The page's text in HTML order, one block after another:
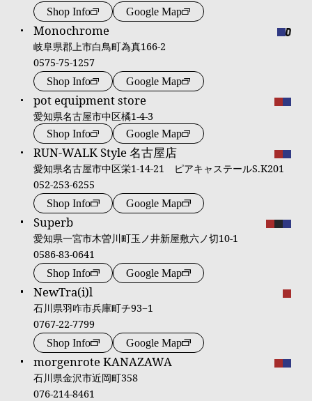
Shop Info Google Map
Monochrome
岐阜県郡上市白鳥町為真166-2
0575-75-1257
Shop Info Google Map
pot equipment store
愛知県名古屋市中区橘1-4-3
Shop Info Google Map
RUN-WALK Style 名古屋店
愛知県名古屋市中区栄1-14-21 ピアキャステールS.K201
052-253-6255
Shop Info Google Map
Superb
愛知県一宮市木曽川町玉ノ井新屋敷六ノ切10-1
0586-83-0641
Shop Info Google Map
NewTra(i)l
石川県羽咋市兵庫町チ93−1
0767-22-7799
Shop Info Google Map
morgenrote KANAZAWA
石川県金沢市近岡町358
076-214-8461